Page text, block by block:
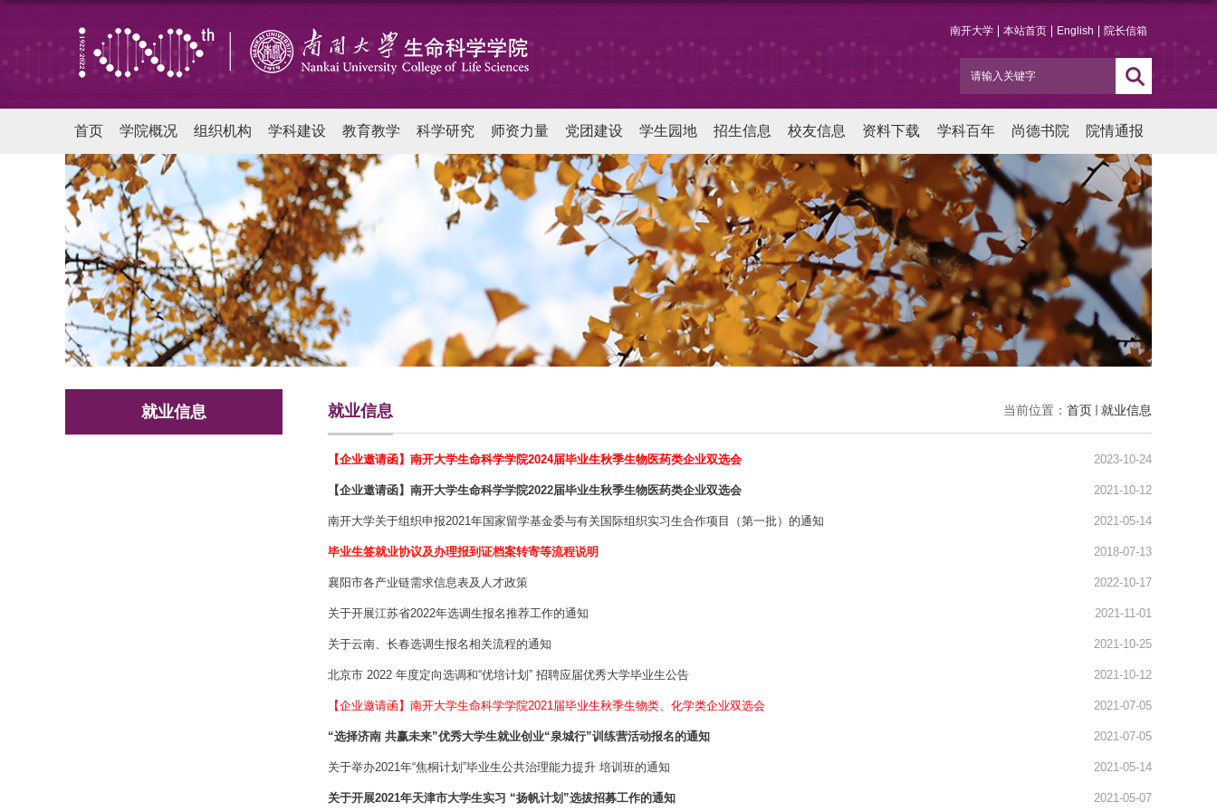
南开大学 本站首页 English 院长信箱
首页 学院概况 组织机构 学科建设 教育教学 科学研究 师资力量 党团建设 学生园地 招生信息 校友信息 资料下载 学科百年 尚德书院 院情通报
就业信息 当前位置： 首页 就业信息
就业信息
【企业邀请函】南开大学生命科学学院2024届毕业生秋季生物医药类企业双选会 2023-10-24
【企业邀请函】南开大学生命科学学院2022届毕业生秋季生物医药类企业双选会 2021-10-12
南开大学关于组织申报2021年国家留学基金委与有关国际组织实习生合作项目（第一批）的通知 2021-05-14
毕业生签就业协议及办理报到证档案转寄等流程说明 2018-07-13
襄阳市各产业链需求信息表及人才政策 2022-10-17
关于开展江苏省2022年选调生报名推荐工作的通知 2021-11-01
关于云南、长春选调生报名相关流程的通知 2021-10-25
北京市 2022 年度定向选调和“优培计划” 招聘应届优秀大学毕业生公告 2021-10-12
【企业邀请函】南开大学生命科学学院2021届毕业生秋季生物类、化学类企业双选会 2021-07-05
“选择济南 共赢未来”优秀大学生就业创业“泉城行”训练营活动报名的通知 2021-07-05
关于举办2021年“焦桐计划”毕业生公共治理能力提升 培训班的通知 2021-05-14
关于开展2021年天津市大学生实习 “扬帆计划”选拔招募工作的通知 2021-05-07